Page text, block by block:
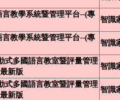
教學系統暨管理平台--(專
智識
教學系統暨管理平台--(專
智識
式多國語言教室暨評量管理
新版
智識
式多國語言教室暨評量管理
新版
智識